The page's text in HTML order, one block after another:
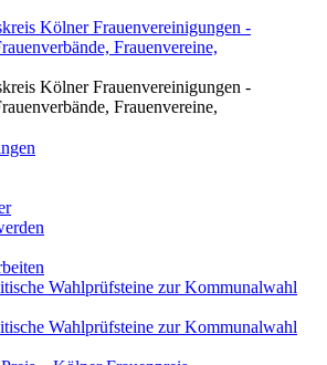
Kölner
Frauenverbände,
Frauennetzwerke
Wahlprüfsteine zur Kommunalwahl
Wahlprüfsteine zur Kommunalwahl